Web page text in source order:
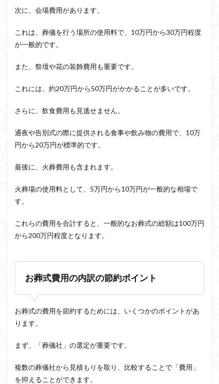
次に、会場費用があります。
これは、葬儀を行う場所の使用料で、10万円から30万円程度
が一般的です。
また、祭壇や花の装飾費用も重要です。
これには、約20万円から50万円がかかることが多いです。
さらに、飲食費用も見逃せません。
通夜や告別式の際に提供される食事や飲み物の費用で、10万
円から20万円が標準的です。
最後に、火葬費用も含まれます。
火葬場の使用料として、5万円から10万円が一般的な相場で
す。
これらの費用を合計すると、一般的なお葬式の総額は100万円
から200万円程度となります。
お葬式費用の内訳の節約ポイント
お葬式の費用を節約するためには、いくつかのポイントがあ
ります。
まず、「葬儀社」の選定が重要です。
複数の葬儀社から見積もりを取り、比較することで「費用」
を抑えることができます。